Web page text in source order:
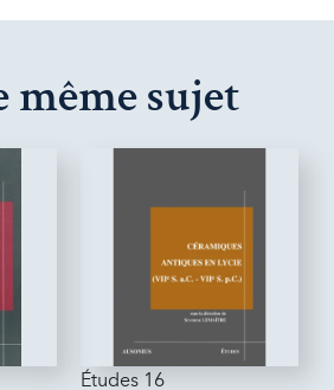
même sujet
Études 16